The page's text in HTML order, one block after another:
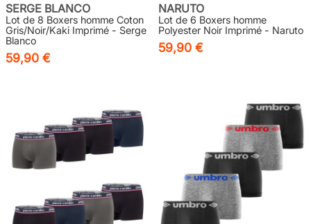
SERGE BLANCO
Lot de 8 Boxers homme Coton
Gris/Noir/Kaki Imprimé - Serge
Blanco
59,90 €
NARUTO
Lot de 6 Boxers homme
Polyester Noir Imprimé - Naruto
59,90 €